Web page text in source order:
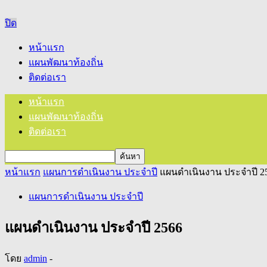
ปิด
หน้าแรก
แผนพัฒนาท้องถิ่น
ติดต่อเรา
หน้าแรก
แผนพัฒนาท้องถิ่น
ติดต่อเรา
หน้าแรก แผนการดำเนินงาน ประจำปี แผนดำเนินงาน ประจำปี
แผนการดำเนินงาน ประจำปี
แผนดำเนินงาน ประจำปี 2566
โดย admin -